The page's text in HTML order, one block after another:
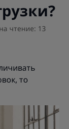
чтение: 13
то